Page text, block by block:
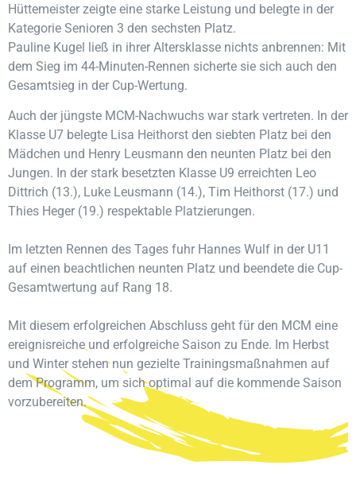
Hüttemeister zeigte eine starke Leistung und belegte in der
Kategorie Senioren 3 den sechsten Platz.
Pauline Kugel ließ in ihrer Altersklasse nichts anbrennen: Mit
dem Sieg im 44-Minuten-Rennen sicherte sie sich auch den
Gesamtsieg in der Cup-Wertung.
Auch der jüngste MCM-Nachwuchs war stark vertreten. In der
Klasse U7 belegte Lisa Heithorst den siebten Platz bei den
Mädchen und Henry Leusmann den neunten Platz bei den
Jungen. In der stark besetzten Klasse U9 erreichten Leo
Dittrich (13.), Luke Leusmann (14.), Tim Heithorst (17.) und
Thies Heger (19.) respektable Platzierungen.
Im letzten Rennen des Tages fuhr Hannes Wulf in der U11
auf einen beachtlichen neunten Platz und beendete die Cup-
Gesamtwertung auf Rang 18.
Mit diesem erfolgreichen Abschluss geht für den MCM eine
ereignisreiche und erfolgreiche Saison zu Ende. Im Herbst
und Winter stehen nun gezielte Trainingsmaßnahmen auf
dem Programm, um sich optimal auf die kommende Saison
vorzubereiten.